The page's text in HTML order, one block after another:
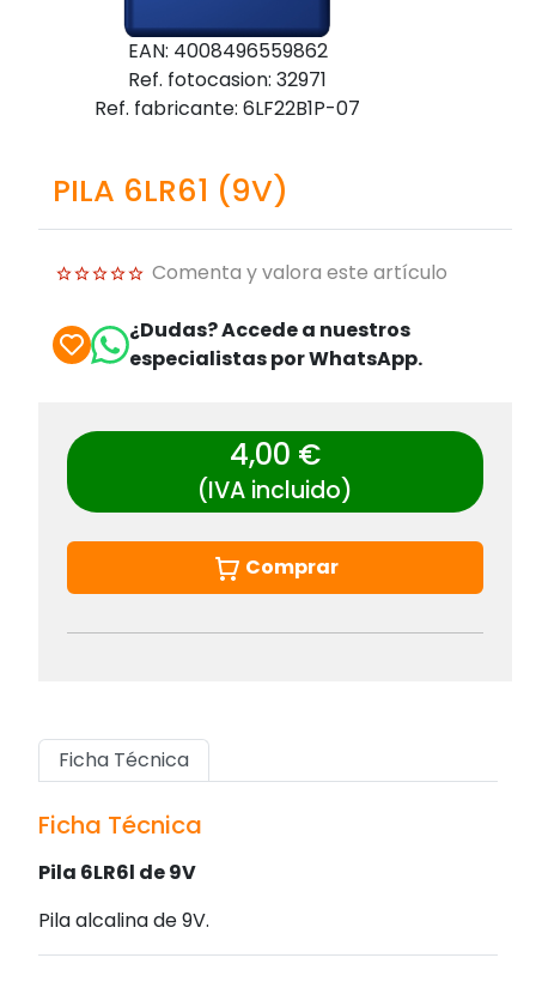
EAN: 4008496559862
Ref. fotocasion: 32971
Ref. fabricante: 6LF22B1P-07
PILA 6LR61 (9V)
Comenta y valora este artículo
¿Dudas? Accede a nuestros
especialistas por WhatsApp.
4,00 €
(IVA incluido)
Comprar
Ficha Técnica
Ficha Técnica
Pila 6LR6l de 9V
Pila alcalina de 9V.